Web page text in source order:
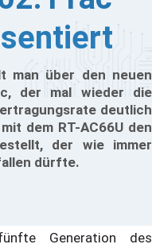
man über den neuen
der mal wieder die
deutlich
dem RT-AC66U den
der wie immer
dürfte.
Generation des